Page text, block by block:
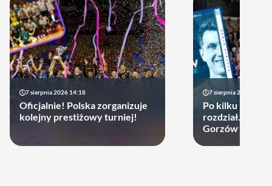
7 sierpnia 2026 14:18
Oficjalnie! Polska zorganizuje
kolejny prestiżowy turniej!
7 sierpnia 2026 13:49
Po kilku latach
rozdział.
Gorzów może